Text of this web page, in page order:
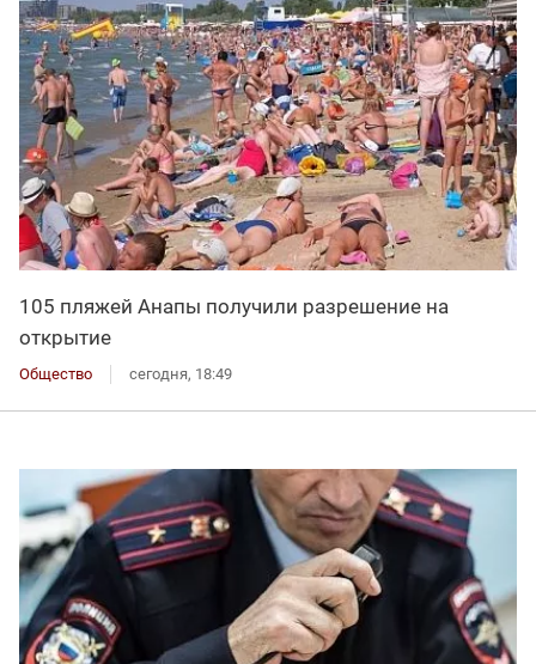
105 пляжей Анапы получили разрешение на
открытие
Общество сегодня, 18:49